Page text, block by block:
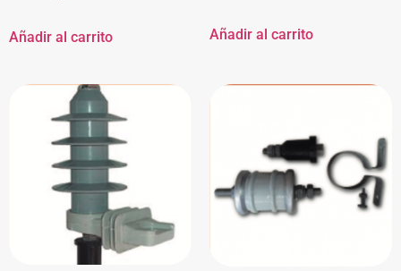
Añadir al carrito Añadir al carrito